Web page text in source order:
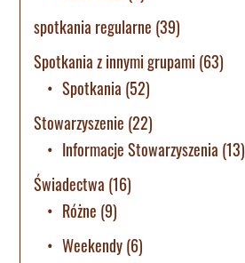
spotkania regularne (39)
Spotkania z innymi grupami (63)
Spotkania (52)
Stowarzyszenie (22)
Informacje Stowarzyszenia (13)
Świadectwa (16)
Różne (9)
Weekendy(6)